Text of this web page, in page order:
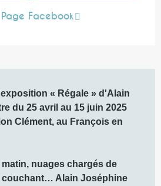
Page Facebook
« Régale » d'Alain
du 25 avril au 15 juin 2025
Clément, au François en
nuages chargés de
couchant… Alain Joséphine